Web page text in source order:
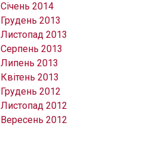
Січень 2014
Грудень 2013
Листопад 2013
Серпень 2013
Липень 2013
Квітень 2013
Грудень 2012
Листопад 2012
Вересень 2012